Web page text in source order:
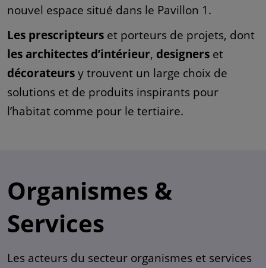
nouvel espace situé dans le Pavillon 1.
Les prescripteurs et porteurs de projets, dont
les architectes d’intérieur, designers et
décorateursy trouvent un large choix de
solutions et de produits inspirants pour
l’habitat comme pour le tertiaire.
Organismes &
Services
Les acteurs du secteur organismes et services